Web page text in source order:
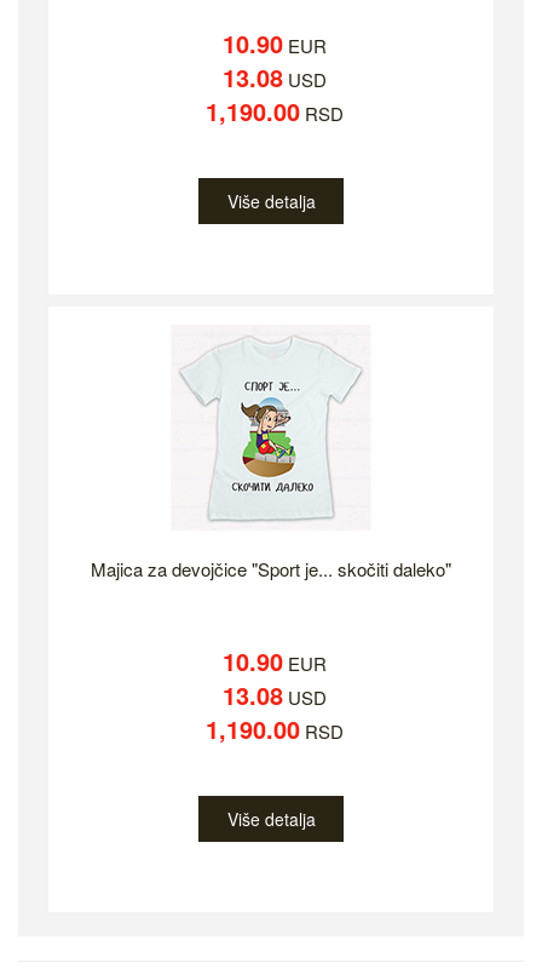
10.90EUR
13.08USD
1,190.00RSD
Više detalja
Majica za devojčice "Sport je... skočiti daleko"
10.90EUR
13.08USD
1,190.00RSD
Više detalja